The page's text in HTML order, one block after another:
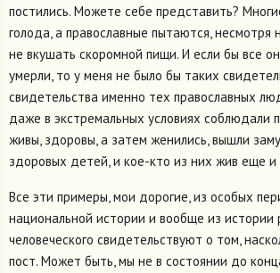
постились. Можете себе представить?
голода, а православные пытаются, несмотря
не вкушать скоромной пищи. И если бы все
умерли, то у меня не было бы таких
свидетельства именно тех православных
даже в экстремальных условиях соблюдали
живы, здоровы, а затем женились, вышли
здоровых детей, и кое-кто из них жив еще и
Все эти примеры, мои дорогие, из особых
национальной истории и вообще из истории
человеческого свидетельствуют о том,
пост. Может быть, мы не в состоянии до